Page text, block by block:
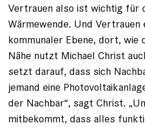
Vertrauen also ist wichtig für
Wärmewende. Und
kommunaler Ebene, dort, wie
Nähe nutzt Michael Christ
setzt darauf, dass sich
jemand eine
der Nachbar“, sagt Christ.
mitbekommt, dass alles